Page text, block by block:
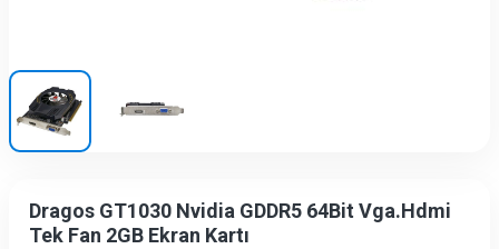
Dragos GT1030 Nvidia GDDR5 64Bit Vga.Hdmi
Tek Fan 2GB Ekran Kartı